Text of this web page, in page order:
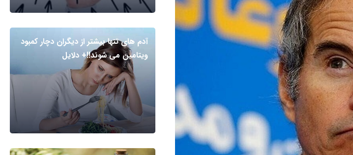
آدم های تنها بیشتر از دیگران دچار کمبود
ویتامین می شوند!!+ دلایل